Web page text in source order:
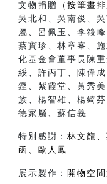
文物捐贈 （按筆畫排
吳北和、吳南俊、
屬、呂佩玉、李筱
蔡寶珍、林章峯、
化基金會董事長陳
綏、許丙丁、陳偉
鏗、紫霞堂、黃秀
族、楊智雄、楊綺
德家屬、蘇信義
特別感謝： 林文龍
函、歐人鳳
展示製作： 開物空